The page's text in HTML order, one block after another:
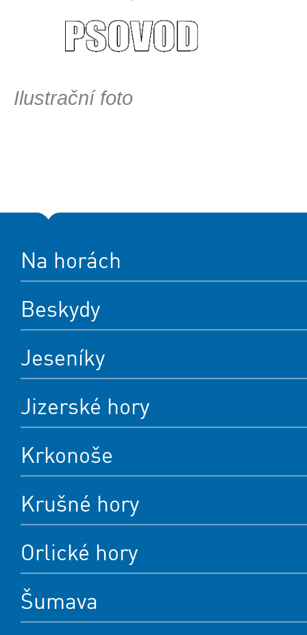
Ilustrační foto
Na horách
Beskydy
Jeseníky
Jizerské hory
Krkonoše
Krušné hory
Orlické hory
Šumava